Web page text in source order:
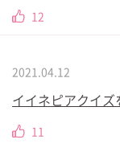
12
2021.04.12
イイネピアクイズ
11